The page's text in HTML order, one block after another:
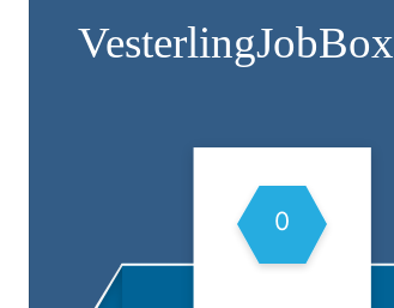
Vesterling­JobBox
0